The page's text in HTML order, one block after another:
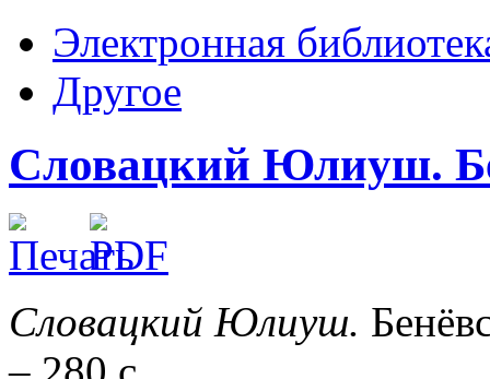
Электронная
Другое
Словацкий Юлиуш.
Словацкий Юлиуш.